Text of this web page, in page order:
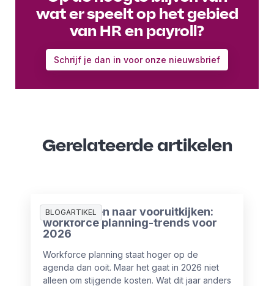
wat er speelt op het gebied
van HR en payroll?
Schrijf je dan in voor onze nieuwsbrief
Gerelateerde artikelen
BLOGARTIKEL
Van plannen naar vooruitkijken:
workforce planning-trends voor
2026
Workforce planning staat hoger op de
agenda dan ooit. Maar het gaat in 2026 niet
alleen om stijgende kosten. Wat dit jaar anders